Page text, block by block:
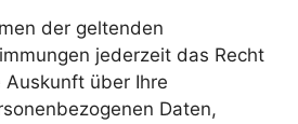
der geltenden
jederzeit das Recht
über Ihre
Daten,